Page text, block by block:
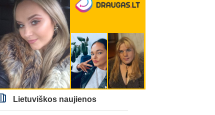
Lietuviškos naujienos